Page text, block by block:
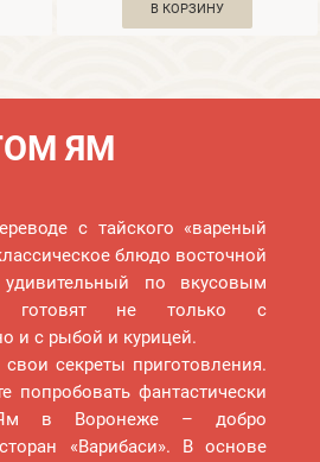
В КОРЗИНУ
ЯМ
с тайского «вареный
блюдо восточной
по вкусовым
готовят не только с
и с рыбой и курицей.
секреты приготовления.
попробовать фантастически
в Воронеже – добро
«Варибаси». В основе